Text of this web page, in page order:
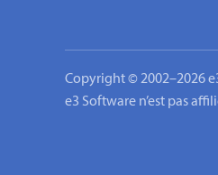
Copyright © 2002–2026
e3 Software n’est pas